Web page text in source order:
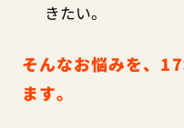
きたい。
そんなお悩みを、
ます。